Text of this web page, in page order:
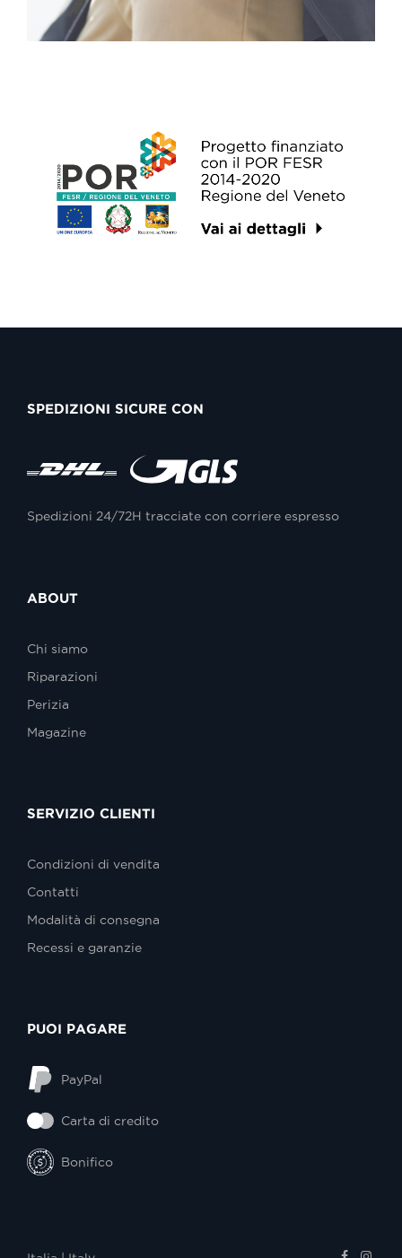
SPEDIZIONI SICURE CON
Spedizioni 24/72H tracciate con corriere espresso
ABOUT
Chi siamo
Riparazioni
Perizia
Magazine
SERVIZIO CLIENTI
Condizioni di vendita
Contatti
Modalità di consegna
Recessi e garanzie
PUOI PAGARE
PayPal
Carta di credito
Bonifico